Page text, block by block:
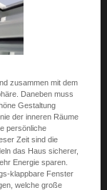
zusammen mit dem
Daneben muss
Gestaltung
der inneren Räume
persönliche
Zeit sind die
das Haus sicherer,
Energie sparen.
klappbare Fenster
welche große